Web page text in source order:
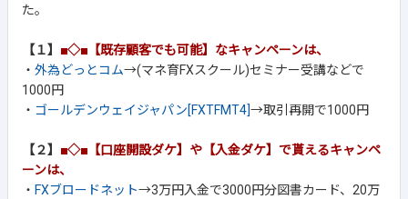
た。
【１】 ■◇■【既存顧客でも可能】なキャンペーンは、
・ 外為どっとコム→(マネ育FXスクール)セミナー受講などで
1000円
・ ゴールデンウェイジャパン[FXTFMT4]→取引再開で1000円
【２】 ■◇■【口座開設ダケ】や【入金ダケ】で貰えるキャンペ
ーンは、
・ FXブロードネット→3万円入金で3000円分図書カード、20万